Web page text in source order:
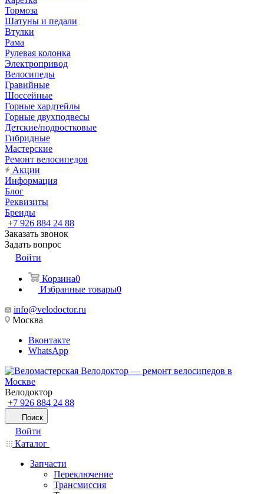
Тормоза
Шатуны и педали
Втулки
Рама
Рулевая колонка
Электропривод
Велосипеды
Гравийные
Шоссейные
Горные хардтейлы
Горные двухподвесы
Детские/подростковые
Гибридные
Мастерские
Ремонт велосипедов
Акции
Информация
Блог
Реквизиты
Бренды
+7 926 884 24 88
Заказать звонок
Задать вопрос
Войти
Корзина0
Избранные товары0
info@velodoctor.ru
Москва
Вконтакте
WhatsApp
Велодоктор
+7 926 884 24 88
Поиск
Войти
Каталог
Запчасти
Переключение
Трансмиссия